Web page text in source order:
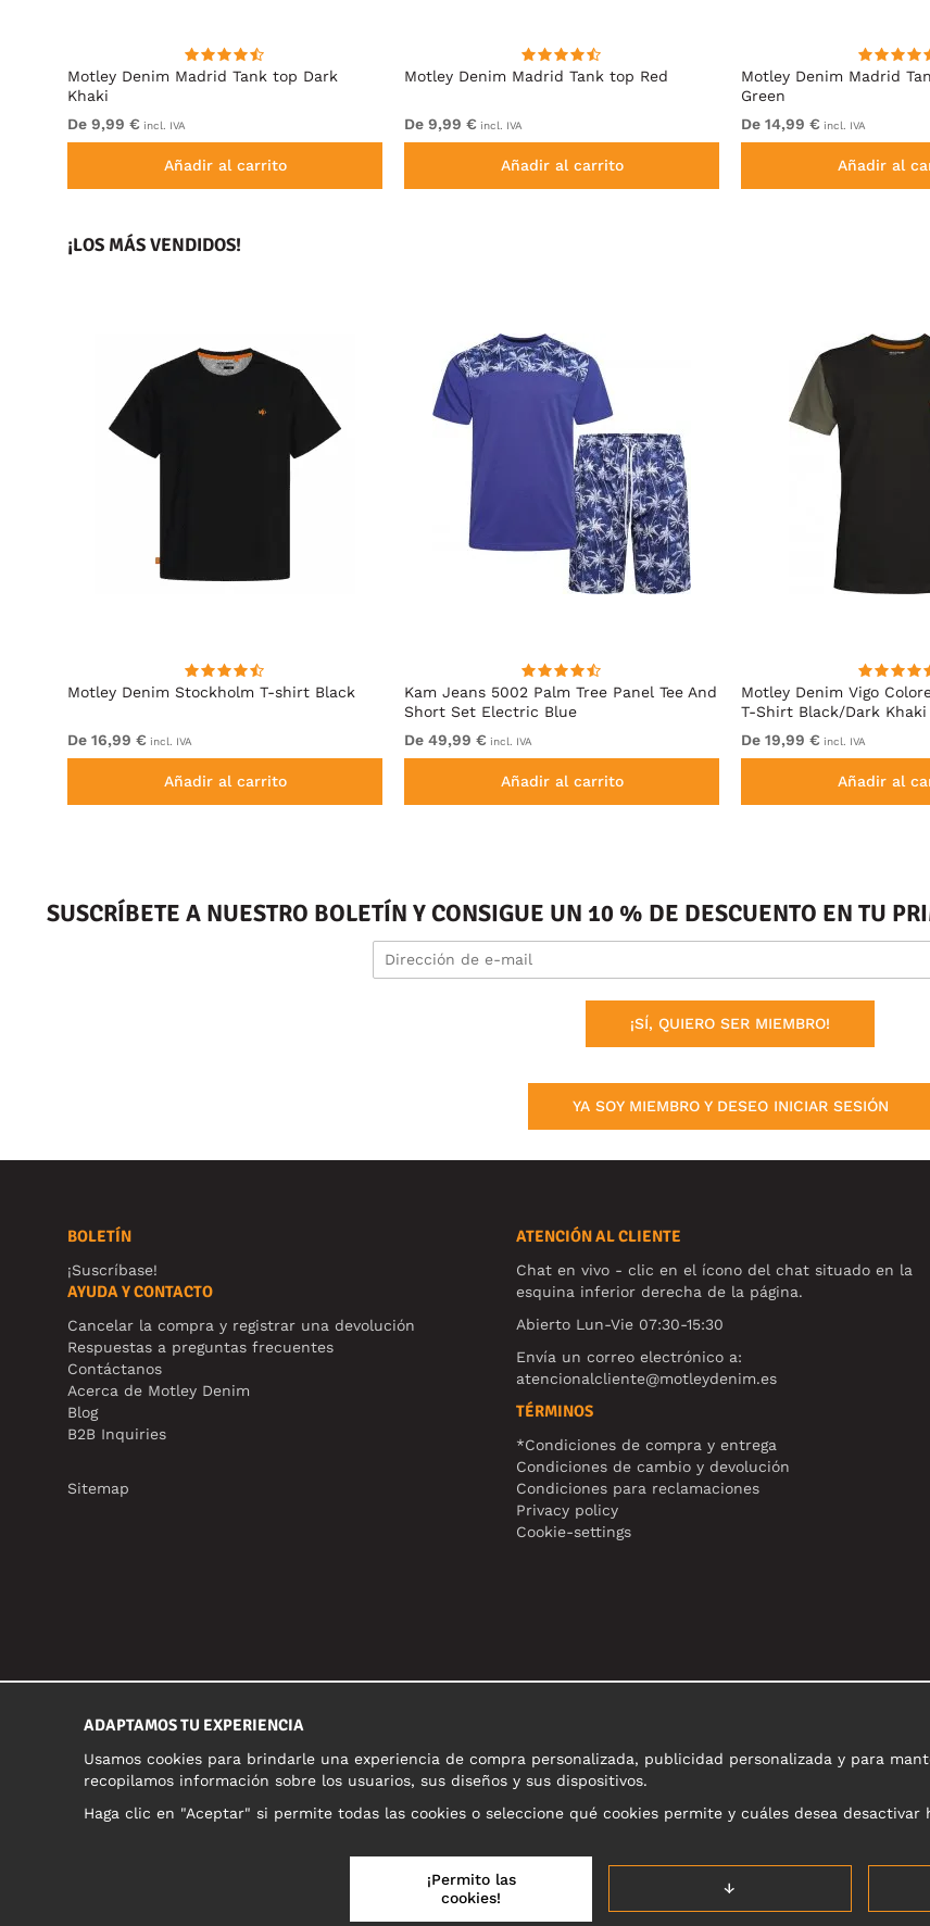
Motley Denim Madrid Tank top Dark
Khaki
De 9,99 € incl. IVA
Añadir al carrito
Motley Denim Madrid Tank top Red
De 9,99 € incl. IVA
Añadir al carrito
Motley Denim Madrid
Green
De 14,99 € incl. IVA
Añadir al
¡LOS MÁS VENDIDOS!
Motley Denim Stockholm T-shirt Black
De 16,99 € incl. IVA
Añadir al carrito
Kam Jeans 5002 Palm Tree Panel Tee And
Short Set Electric Blue
De 49,99 € incl. IVA
Añadir al carrito
Motley Denim Vigo
T-Shirt Black/Dark Khaki
De 19,99 € incl. IVA
Añadir al
SUSCRÍBETE A NUESTRO BOLETÍN Y CONSIGUE UN 10 % DE DESCUENTO EN TU
¡SÍ, QUIERO SER MIEMBRO!
YA SOY MIEMBRO Y DESEO INICIAR SESIÓN
BOLETÍN
¡Suscríbase!
AYUDA Y CONTACTO
Cancelar la compra y registrar una devolución
Respuestas a preguntas frecuentes
Contáctanos
Acerca de Motley Denim
Blog
B2B Inquiries
Sitemap
ATENCIÓN AL CLIENTE
Chat en vivo - clic en el ícono del chat situado en la
esquina inferior derecha de la página.
Abierto Lun-Vie 07:30-15:30
Envía un correo electrónico a:
atencionalcliente@motleydenim.es
TÉRMINOS
*Condiciones de compra y entrega
Condiciones de cambio y devolución
Condiciones para reclamaciones
Privacy policy
Cookie-settings
ADAPTAMOS TU EXPERIENCIA
Usamos cookies para brindarle una experiencia de compra personalizada, publicidad personalizada y para
recopilamos información sobre los usuarios, sus diseños y sus dispositivos.
Haga clic en "Aceptar" si permite todas las cookies o seleccione qué cookies permite y cuáles desea
↓
¡Permito las
cookies!